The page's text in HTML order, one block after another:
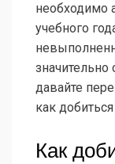
необходимо
учебного
значительно
давайте
как
Как